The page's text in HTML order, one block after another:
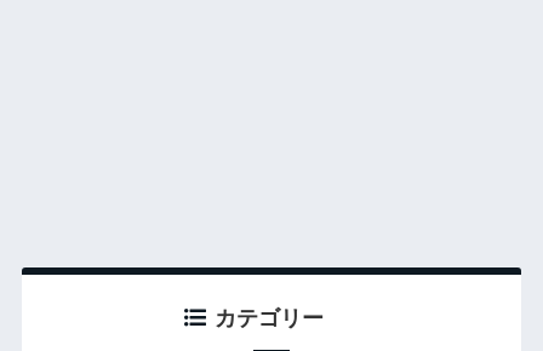
カテゴリー